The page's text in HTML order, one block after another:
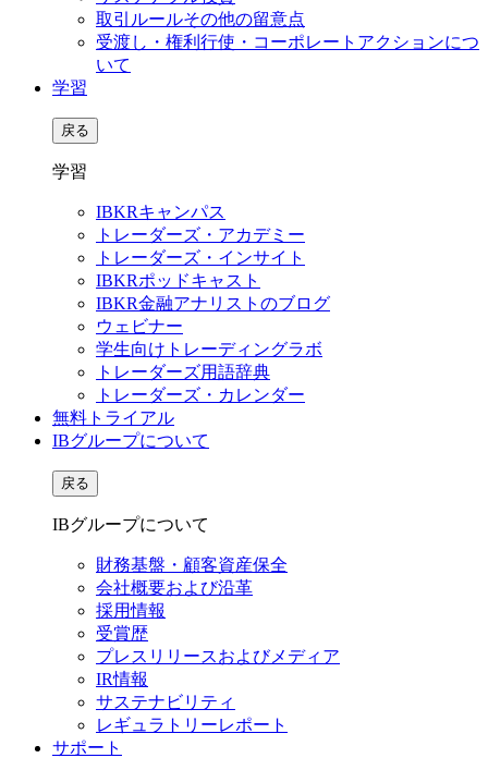
取引ルールその他の留意点
受渡し・権利行使・コーポレートアクションにつ
いて
学習
戻る
学習
IBKRキャンパス
トレーダーズ・アカデミー
トレーダーズ・インサイト
IBKRポッドキャスト
IBKR金融アナリストのブログ
ウェビナー
学生向けトレーディングラボ
トレーダーズ用語辞典
トレーダーズ・カレンダー
無料トライアル
IBグループについて
戻る
IBグループについて
財務基盤・顧客資産保全
会社概要および沿革
採用情報
受賞歴
プレスリリースおよびメディア
IR情報
サステナビリティ
レギュラトリーレポート
サポート